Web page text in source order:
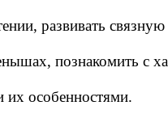
развивать
познакомить с
особенностями.